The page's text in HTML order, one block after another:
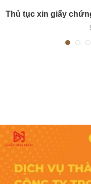
Thủ tục xin giấy